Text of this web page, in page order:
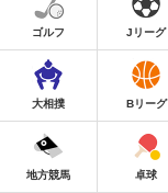
ゴルフ Jリーグ
大相撲 Bリーグ
地方競馬 卓球